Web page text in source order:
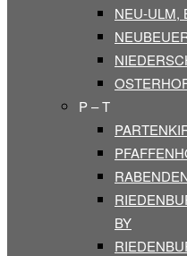
NEU-ULM,
P – T
BY